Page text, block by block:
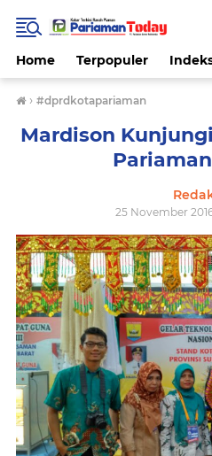
Home Terpopuler
› #dprdkotapariaman
Mardison
25 November 2016